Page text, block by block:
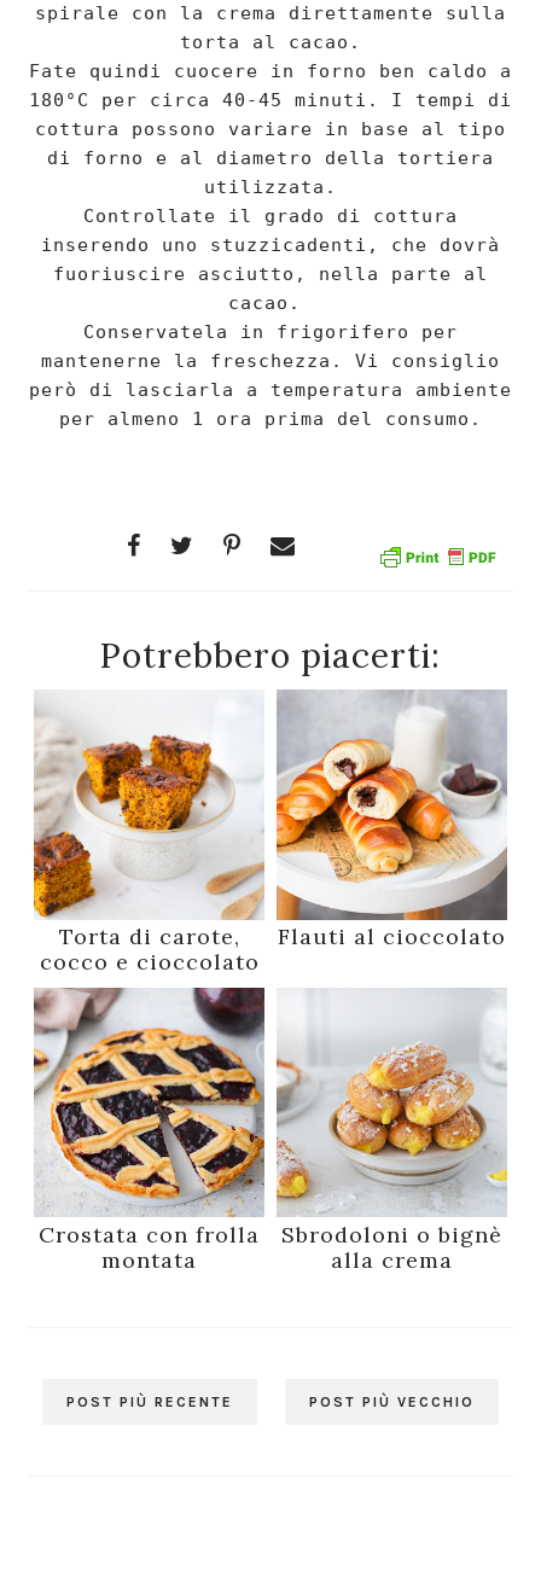
spirale con la crema direttamente sulla
torta al cacao.
Fate quindi cuocere in forno ben caldo a
180°C per circa 40-45 minuti. I tempi di
cottura possono variare in base al tipo
di forno e al diametro della tortiera
utilizzata.
Controllate il grado di cottura
inserendo uno stuzzicadenti, che dovrà
fuoriuscire asciutto, nella parte al
cacao.
Conservatela in frigorifero per
mantenerne la freschezza. Vi consiglio
però di lasciarla a temperatura ambiente
per almeno 1 ora prima del consumo.
Potrebbero piacerti:
Torta di carote,
cocco e cioccolato
Flauti al cioccolato
Crostata con frolla
montata
Sbrodoloni o bignè
alla crema
POST PIÙ RECENTE POST PIÙ VECCHIO